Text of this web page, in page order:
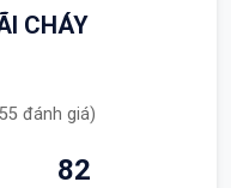
CHÁY
đánh giá)
82